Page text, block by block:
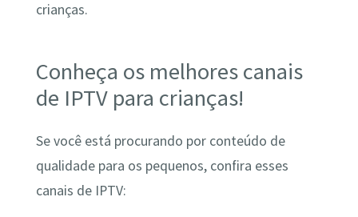
crianças.
Conheça os melhores canais
de IPTV para crianças!
Se você está procurando por conteúdo de
qualidade para os pequenos, confira esses
canais de IPTV: